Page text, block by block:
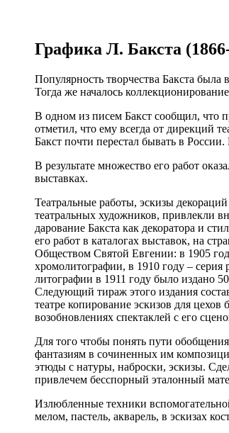
Skip
to
Графика Л. Бакста
Популярность творчества Бакста
Тогда же началось
В одном из писем Бакст сообщил, что
отметил, что ему всегда от дирекций
Бакст почти перестал бывать в
В результате множество его работ
выставках.
Театральные работы, эскизы
театральных художников, привлекли
дарование Бакста как декоратора и
его работ в каталогах выставок, на
Обществом Святой Евгении: в 1905
хромолитографии, в 1910 году –
литографии в 1911 году было издано
Следующий тираж этого издания
театре копирование эскизов для
возобновлениях спектаклей с его
Для того чтобы понять пути
фантазиям в сочиненных им
этюды с натуры, наброски, эскизы.
привлечем бесспорный эталонный
Излюбленные техники
мелом, пастель, акварель, в эскизах